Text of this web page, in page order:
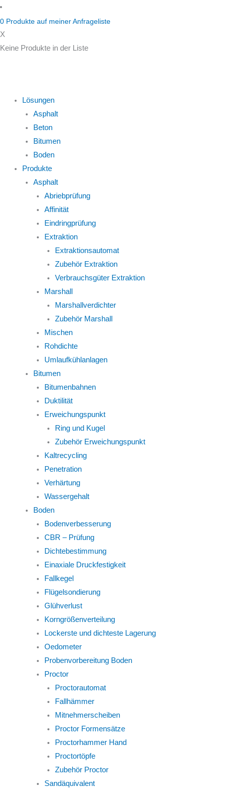
Zum
Inhalt
springen
0 Produkte auf meiner Anfrageliste
X
Keine Produkte in der Liste
Lösungen
Asphalt
Beton
Bitumen
Boden
Produkte
Asphalt
Abriebprüfung
Affinität
Eindringprüfung
Extraktion
Extraktionsautomat
Zubehör Extraktion
Verbrauchsgüter Extraktion
Marshall
Marshallverdichter
Zubehör Marshall
Mischen
Rohdichte
Umlaufkühlanlagen
Bitumen
Bitumenbahnen
Duktilität
Erweichungspunkt
Ring und Kugel
Zubehör Erweichungspunkt
Kaltrecycling
Penetration
Verhärtung
Wassergehalt
Boden
Bodenverbesserung
CBR – Prüfung
Dichtebestimmung
Einaxiale Druckfestigkeit
Fallkegel
Flügelsondierung
Glühverlust
Korngrößenverteilung
Lockerste und dichteste Lagerung
Oedometer
Probenvorbereitung Boden
Proctor
Proctorautomat
Fallhämmer
Mitnehmerscheiben
Proctor Formensätze
Proctorhammer Hand
Proctortöpfe
Zubehör Proctor
Sandäquivalent